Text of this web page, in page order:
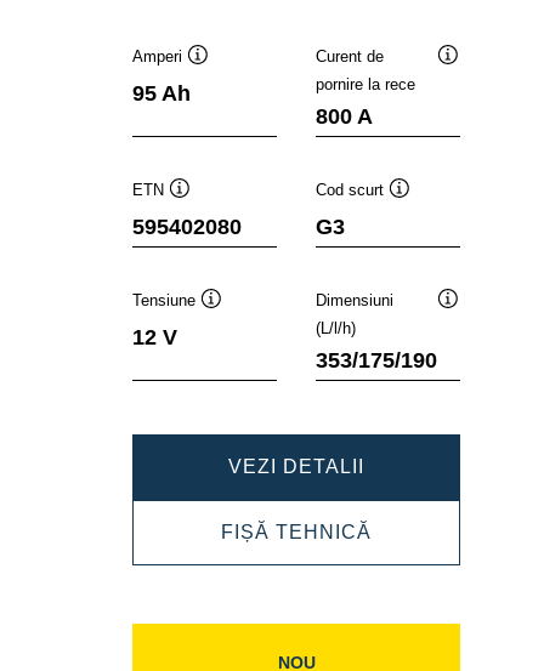
Amperi
95 Ah
Curent de
pornire la rece
800 A
ETN
595402080
Cod scurt
G3
Tensiune
12 V
Dimensiuni
(L/l/h)
353/175/190
VEZI DETALII
SLI
595402080
FIȘĂ TEHNICĂ
SLI
NOU